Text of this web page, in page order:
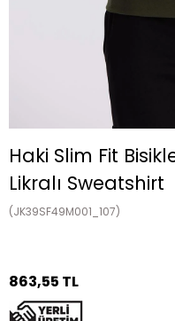
Haki Slim Fit
Likralı Sweatshirt
(JK39SF49M001_107)
863,55 TL